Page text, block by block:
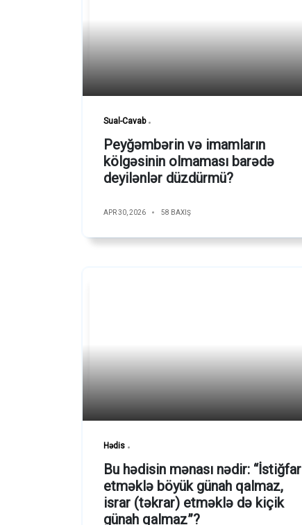
Sual-Cavab
Peyğəmbərin və imamların
kölgəsinin olmaması barədə
deyilənlər düzdürmü?
APR 30, 2026 58 BAXIŞ
Hədis
Bu hədisin mənası nədir: “İstiğfar
etməklə böyük günah qalmaz,
israr (təkrar) etməklə də kiçik
günah qalmaz”?